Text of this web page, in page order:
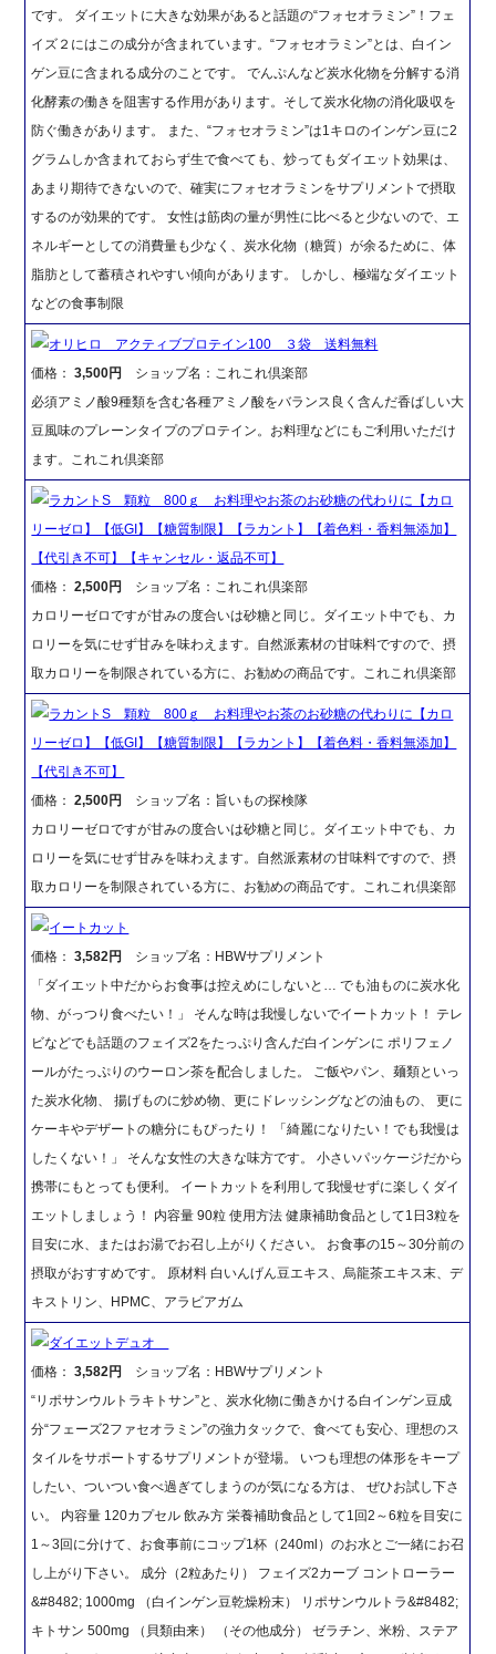
です。 ダイエットに大きな効果があると話題の“フォセオラミン”！フェ
イズ２にはこの成分が含まれています。“フォセオラミン”とは、白イン
ゲン豆に含まれる成分のことです。 でんぷんなど炭水化物を分解する消
化酵素の働きを阻害する作用があります。そして炭水化物の消化吸収を
防ぐ働きがあります。 また、“フォセオラミン”は1キロのインゲン豆に2
グラムしか含まれておらず生で食べても、炒ってもダイエット効果は、
あまり期待できないので、確実にフォセオラミンをサプリメントで摂取
するのが効果的です。 女性は筋肉の量が男性に比べると少ないので、エ
ネルギーとしての消費量も少なく、炭水化物（糖質）が余るために、体
脂肪として蓄積されやすい傾向があります。 しかし、極端なダイエット
などの食事制限
オリヒロ アクティブプロテイン100 ３袋 送料無料
価格：3,500円
ショップ名：これこれ倶楽部
必須アミノ酸9種類を含む各種アミノ酸をバランス良く含んだ香ばしい大
豆風味のプレーンタイプのプロテイン。お料理などにもご利用いただけ
ます。これこれ倶楽部
ラカントS 顆粒 800ｇ お料理やお茶のお砂糖の代わりに【カロ
リーゼロ】【低GI】【糖質制限】【ラカント】【着色料・香料無添加】
【代引き不可】【キャンセル・返品不可】
価格：2,500円
ショップ名：これこれ倶楽部
カロリーゼロですが甘みの度合いは砂糖と同じ。ダイエット中でも、カ
ロリーを気にせず甘みを味わえます。自然派素材の甘味料ですので、摂
取カロリーを制限されている方に、お勧めの商品です。これこれ倶楽部
ラカントS 顆粒 800ｇ お料理やお茶のお砂糖の代わりに【カロ
リーゼロ】【低GI】【糖質制限】【ラカント】【着色料・香料無添加】
【代引き不可】
価格：2,500円
ショップ名：旨いもの探検隊
カロリーゼロですが甘みの度合いは砂糖と同じ。ダイエット中でも、カ
ロリーを気にせず甘みを味わえます。自然派素材の甘味料ですので、摂
取カロリーを制限されている方に、お勧めの商品です。これこれ倶楽部
イートカット
価格：3,582円
ショップ名：HBWサプリメント
「ダイエット中だからお食事は控えめにしないと… でも油ものに炭水化
物、がっつり食べたい！」 そんな時は我慢しないでイートカット！ テレ
ビなどでも話題のフェイズ2をたっぷり含んだ白インゲンに ポリフェノ
ールがたっぷりのウーロン茶を配合しました。 ご飯やパン、麺類といっ
た炭水化物、 揚げものに炒め物、更にドレッシングなどの油もの、 更に
ケーキやデザートの糖分にもぴったり！ 「綺麗になりたい！でも我慢は
したくない！」 そんな女性の大きな味方です。 小さいパッケージだから
携帯にもとっても便利。 イートカットを利用して我慢せずに楽しくダイ
エットしましょう！ 内容量 90粒 使用方法 健康補助食品として1日3粒を
目安に水、またはお湯でお召し上がりください。 お食事の15～30分前の
摂取がおすすめです。 原材料 白いんげん豆エキス、烏龍茶エキス末、デ
キストリン、HPMC、アラビアガム
ダイエットデュオ
価格：3,582円
ショップ名：HBWサプリメント
“リポサンウルトラキトサン”と、炭水化物に働きかける白インゲン豆成
分“フェーズ2ファセオラミン”の強力タックで、食べても安心、理想のス
タイルをサポートするサプリメントが登場。 いつも理想の体形をキープ
したい、ついつい食べ過ぎてしまうのが気になる方は、 ぜひお試し下さ
い。 内容量 120カプセル 飲み方 栄養補助食品として1回2～6粒を目安に
1～3回に分けて、お食事前にコップ1杯（240ml）のお水とご一緒にお召
し上がり下さい。 成分（2粒あたり） フェイズ2カーブ コントローラー
&#8482; 1000mg （白インゲン豆乾燥粉末） リポサンウルトラ&#8482;
キトサン 500mg （貝類由来） （その他成分） ゼラチン、米粉、ステア